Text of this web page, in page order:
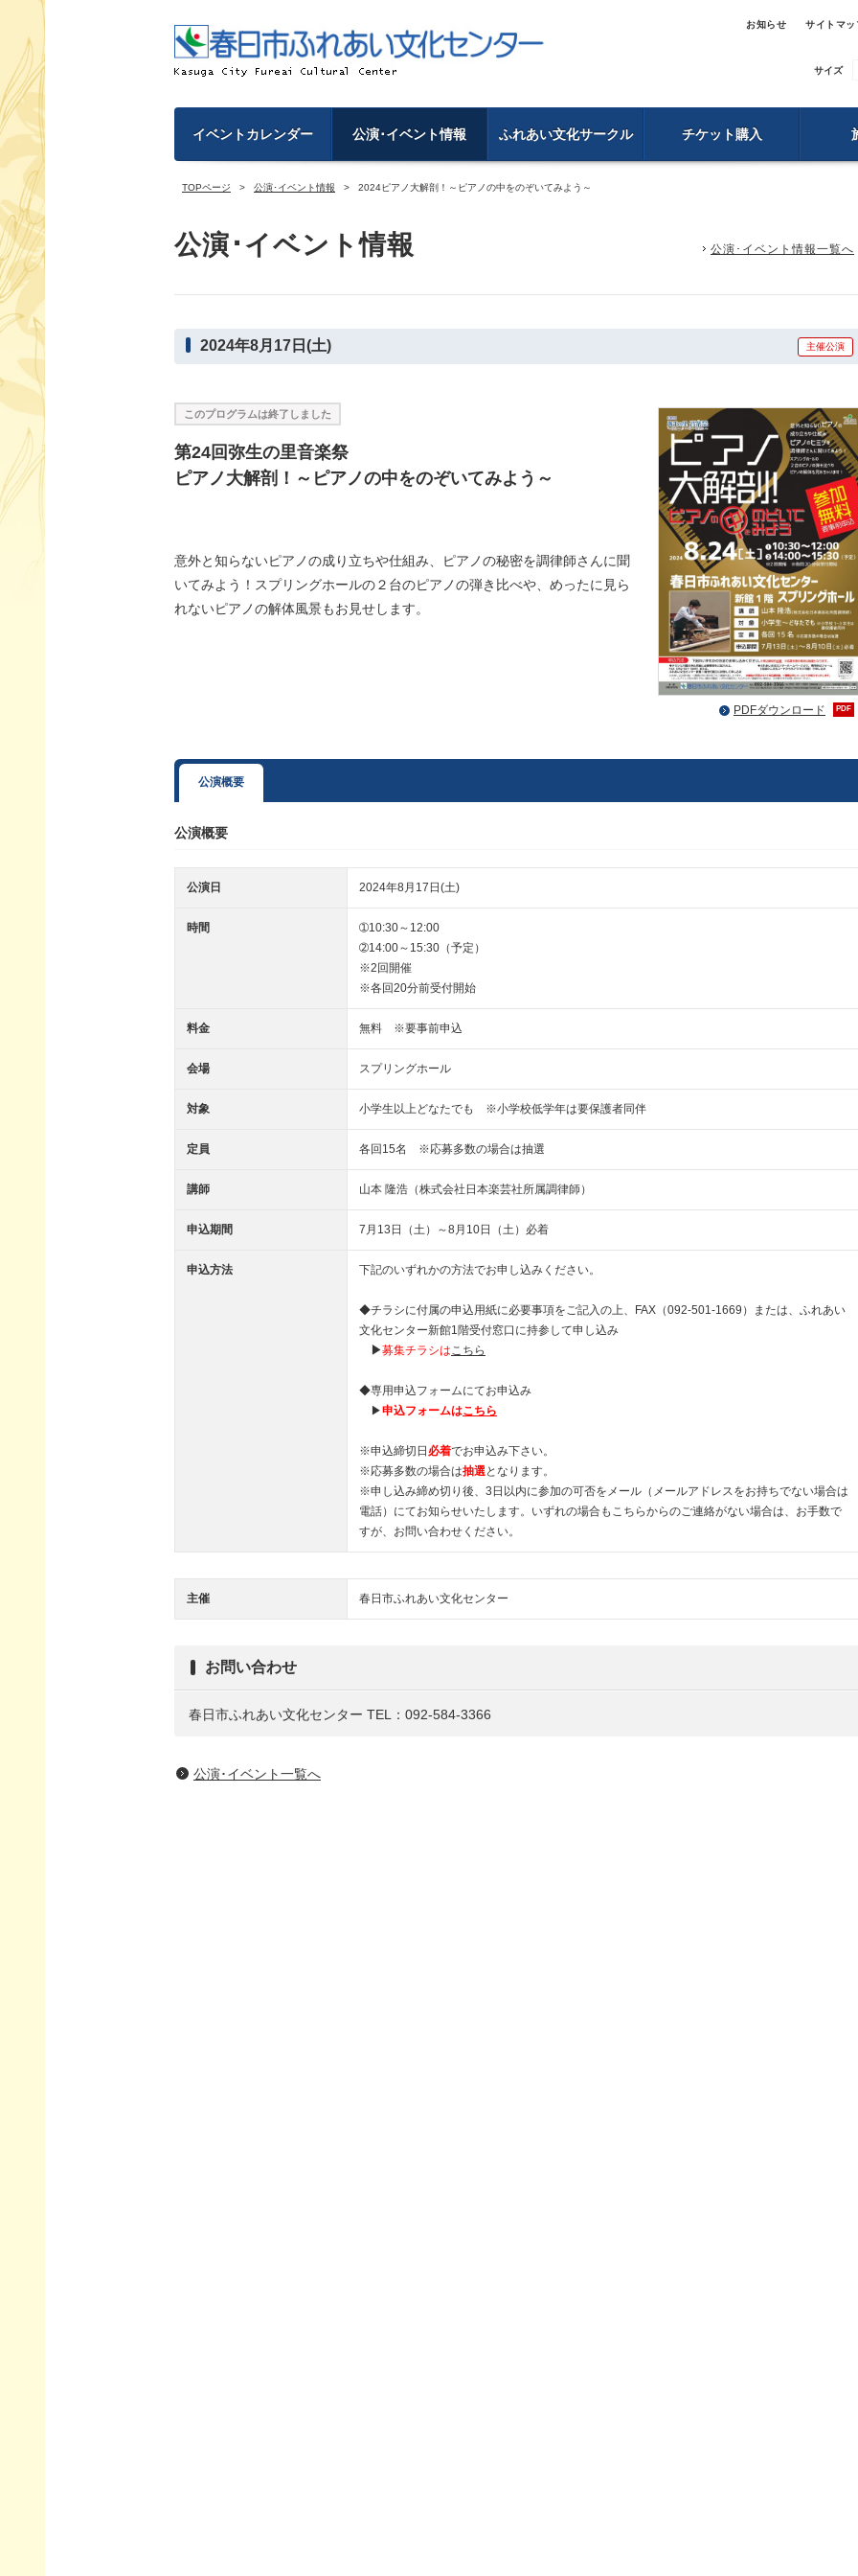
お知らせ サイトマッ
サイズ
イベントカレンダー 公演･イベント情報 ふれあい文化サークル チケット購入
TOPページ 公演･イベント情報 2024ピアノ大解剖！～ピアノの中をのぞいてみよう～
公演･イベント情報 公演･イベント情報一覧へ
2024年8月17日(土) 主催公演
このプログラムは終了しました
第24回弥生の里音楽祭
ピアノ大解剖！～ピアノの中をのぞいてみよう～
意外と知らないピアノの成り立ちや仕組み、ピアノの秘密を調律師さんに聞
いてみよう！スプリングホールの２台のピアノの弾き比べや、めったに見ら
れないピアノの解体風景もお見せします。
PDFダウンロード PDF
公演概要
公演概要
公演日 2024年8月17日(土)
時間
➀10:30～12:00
➁14:00～15:30（予定）
※2回開催
※各回20分前受付開始
料金 無料 ※要事前申込
会場 スプリングホール
対象 小学生以上どなたでも ※小学校低学年は要保護者同伴
定員 各回15名 ※応募多数の場合は抽選
講師 山本 隆浩（株式会社日本楽芸社所属調律師）
申込期間 7月13日（土）～8月10日（土）必着
申込方法 下記のいずれかの方法でお申し込みください。
◆チラシに付属の申込用紙に必要事項をご記入の上、FAX（092-501-1669）または、ふれあい
文化センター新館1階受付窓口に持参して申し込み
▶募集チラシはこちら
◆専用申込フォームにてお申込み
▶申込フォームはこちら
※申込締切日 必着でお申込み下さい。
※応募多数の場合は抽選となります。
※申し込み締め切り後、3日以内に参加の可否をメール（メールアドレスをお持ちでない場合は
電話）にてお知らせいたします。いずれの場合もこちらからのご連絡がない場合は、お手数で
すが、お問い合わせください。
主催 春日市ふれあい文化センター
お問い合わせ
春日市ふれあい文化センター TEL：092-584-3366
公演･イベント一覧へ